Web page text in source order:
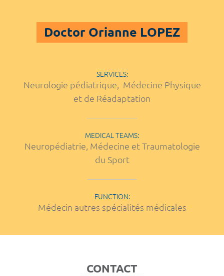
Doctor Orianne LOPEZ
SERVICES:
Neurologie pédiatrique
Médecine Physique
et de Réadaptation
MEDICAL TEAMS:
Neuropédiatrie, Médecine et Traumatologie
du Sport
FUNCTION:
Médecin autres spécialités médicales
CONTACT